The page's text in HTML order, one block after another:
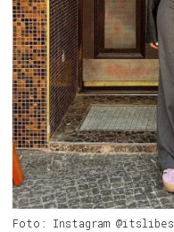
Foto: Instagram @itslibes